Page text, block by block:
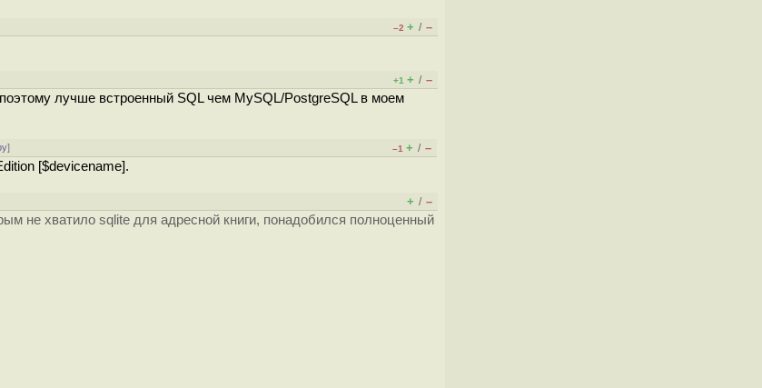
–2 + / –
+1 + / –
лучше встроенный SQL чем MySQL/PostgreSQL в моем
] –1 + / –
[$devicename].
+ / –
не хватило sqlite для адресной книги, понадобился полноценный